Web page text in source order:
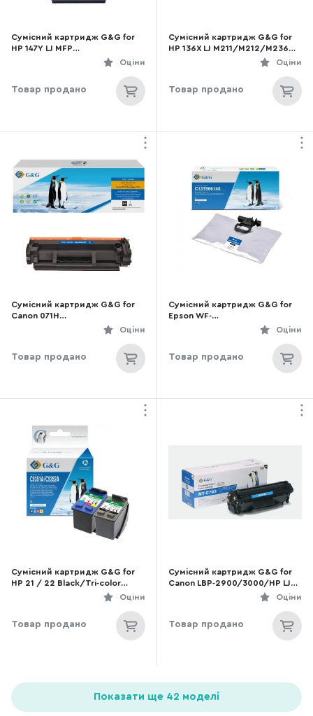
Сумісний картридж G&G for
HP 147Y LJ MFP
M611/M612/M635/M636 42kОціни
Товар продано
Сумісний картридж G&G for
HP 136X LJ M211/M212/M236
2.6k Black (G&G-W1360X_NC)
Оціни
Товар продано
Сумісний картридж G&G for
Canon 071H
MF272/MF275/LBP122 2.5kОціни
Товар продано
Сумісний картридж G&G for
Epson WF-
5299DW/M5799DWF/M5298D
Оціни
Товар продано
Сумісний картридж G&G for
HP 21 / 22 Black/Tri-color
Combo Pack (G&G-SD367AE)Оціни
Товар продано
Сумісний картридж G&G for
Canon LBP-2900/3000/HP LJ
1010/ 1015/1020/1022/LJ
Оціни
Товар продано
Показати ще 42 моделі